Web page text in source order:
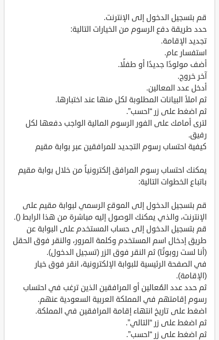
قم بتسجيل الدخول إلى الإنترنت.
حدد طريقة دفع الرسوم من الخيارات التالية:
تجديد الإقامة.
استفسار عام.
أضف مولودًا جديدًا أو طفلًا.
آخر خروج.
أدخل عدد المعالين.
ثم املأ البيانات المطلوبة لكل منها عند اختبارها.
ثم اضغط على زر “احسب”.
لترى أمامك على الفور الرسوم المالية الواجب دفعها لكل
رفيق.
كيفية احتساب رسوم التجديد للمرافقين عبر بوابة مقيم
يمكنك احتساب رسوم المرافق إلكترونياً من خلال بوابة مقيم
باتباع الخطوات التالية:
قم بتسجيل الدخول إلى الموقع الرسمي لبوابة مقيم على
الإنترنت، والذي يمكنك الوصول إليه مباشرة من هذا الرابط ().
قم بتسجيل الدخول إلى حساب المستخدم على البوابة عن
طريق إدخال اسم المستخدم وكلمة المرور، والنقر فوق الحقل
(أنا لست روبوتًا) ثم النقر فوق الزر (تسجيل الدخول).
في الصفحة الرئيسية للبوابة الإلكترونية، انقر فوق خيار
(الإقامة).
ثم حدد عدد المُعالين أو المرافقين الذين ترغب في احتساب
رسوم إقامتهم في المملكة العربية السعودية عنهم.
اضغط على تاريخ انتهاء إقامة المرافقين في المملكة.
ثم اضغط على زر “التالي”.
ثم اضغط على زر “احسب”.